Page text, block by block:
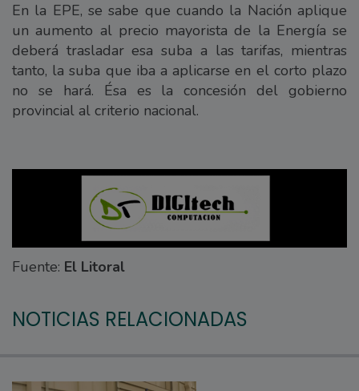
En la EPE, se sabe que cuando la Nación aplique
un aumento al precio mayorista de la Energía se
deberá trasladar esa suba a las tarifas, mientras
tanto, la suba que iba a aplicarse en el corto plazo
no se hará. Ésa es la concesión del gobierno
provincial al criterio nacional.
Fuente: El Litoral
NOTICIAS RELACIONADAS